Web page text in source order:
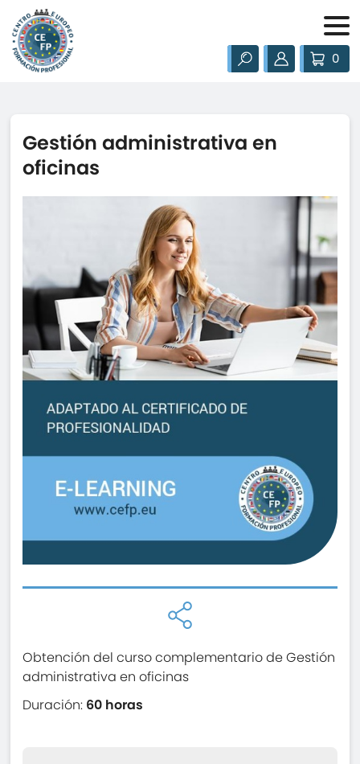
0
Gestión administrativa en
oficinas
Obtención del curso complementario de Gestión
administrativa en oficinas
Duración: 60 horas